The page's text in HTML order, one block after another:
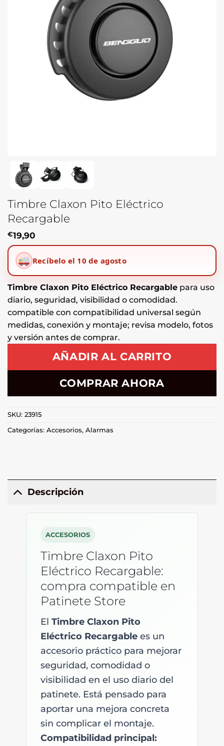
Timbre Claxon Pito Eléctrico
Recargable
€19,90
Recíbelo el 10 de agosto
Timbre Claxon Pito Eléctrico Recargable para uso
diario, seguridad, visibilidad o comodidad.
compatible con compatibilidad universal según
medidas, conexión y montaje; revisa modelo, fotos
y versión antes de comprar.
AÑADIR AL CARRITO
COMPRAR AHORA
SKU: 23915
Categorías: Accesorios, Alarmas
Descripción
ACCESORIOS
Timbre Claxon Pito
Eléctrico Recargable:
compra compatible en
Patinete Store
El Timbre Claxon Pito
Eléctrico Recargablees un
accesorio práctico para mejorar
seguridad, comodidad o
visibilidad en el uso diario del
patinete. Está pensado para
aportar una mejora concreta
sin complicar el montaje.
Compatibilidad principal: